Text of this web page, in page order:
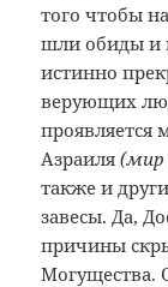
того чтобы
шли обиды и
истинно
верующих
проявляется
Азраиля(мир
также и
завесы. Да,
причины
Могущества.